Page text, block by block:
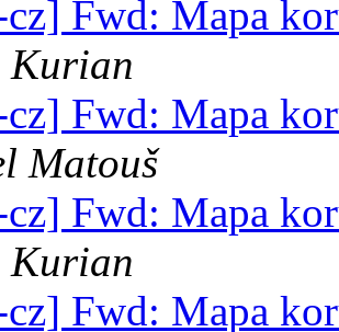
Fwd: Mapa
Kurian
Fwd: Mapa
Matouš
Fwd: Mapa
Kurian
Fwd: Mapa